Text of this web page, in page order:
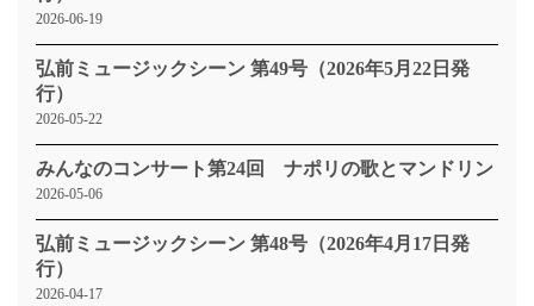
2026-06-19
弘前ミュージックシーン 第49号（2026年5月22日発
行）
2026-05-22
みんなのコンサート第24回 ナポリの歌とマンドリン
2026-05-06
弘前ミュージックシーン 第48号（2026年4月17日発
行）
2026-04-17